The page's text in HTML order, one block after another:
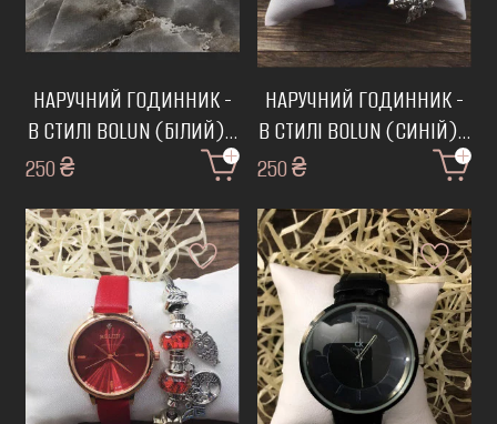
НАРУЧНИЙ ГОДИННИК -
В СТИЛІ BOLUN (БІЛИЙ)\
250 ₴
НАРУЧНИЙ ГОДИННИК -
В СТИЛІ BOLUN (СИНІЙ)\
250 ₴